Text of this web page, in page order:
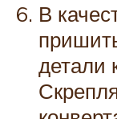
В
детали